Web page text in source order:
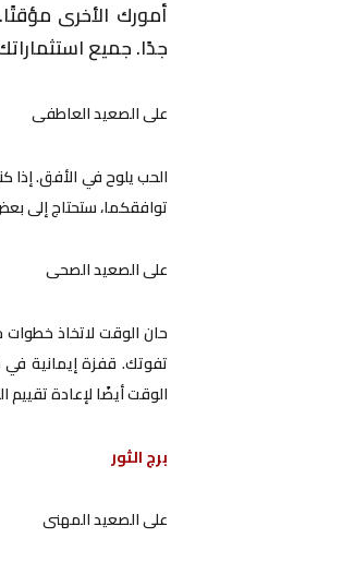
أمورك الأخرى
جدًا. جميع
على الصعيد العاطفى
الحب يلوح في الأفق. إذا
توافقكما، ستحتاج إلى
على الصعيد الصحى
حان الوقت لاتخاذ خطوات
تفوتك. قفزة إيمانية في
الوقت أيضًا لإعادة تقييم
برج الثور
على الصعيد المهنى